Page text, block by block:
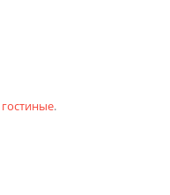
гостиные.